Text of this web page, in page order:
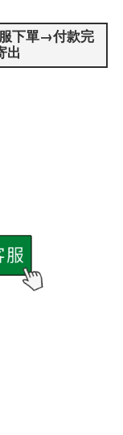
下單→付款完
出